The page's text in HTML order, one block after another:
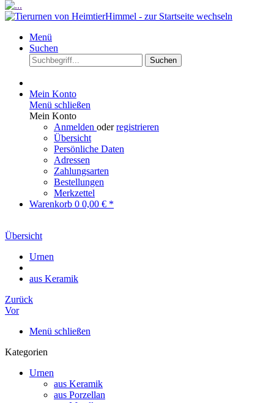
Menü
Suchen
Suchen
Mein Konto
Menü schließen
Mein Konto
Anmelden oderregistrieren
Übersicht
Persönliche Daten
Adressen
Zahlungsarten
Bestellungen
Merkzettel
Warenkorb 0 0,00 € *
Übersicht
Urnen
aus Keramik
Zurück
Vor
Menü schließen
Kategorien
Urnen
aus Keramik
aus Porzellan